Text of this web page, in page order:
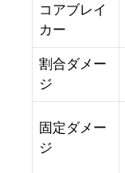
コアブレイ
カー
割合ダメー
ジ
固定ダメー
ジ